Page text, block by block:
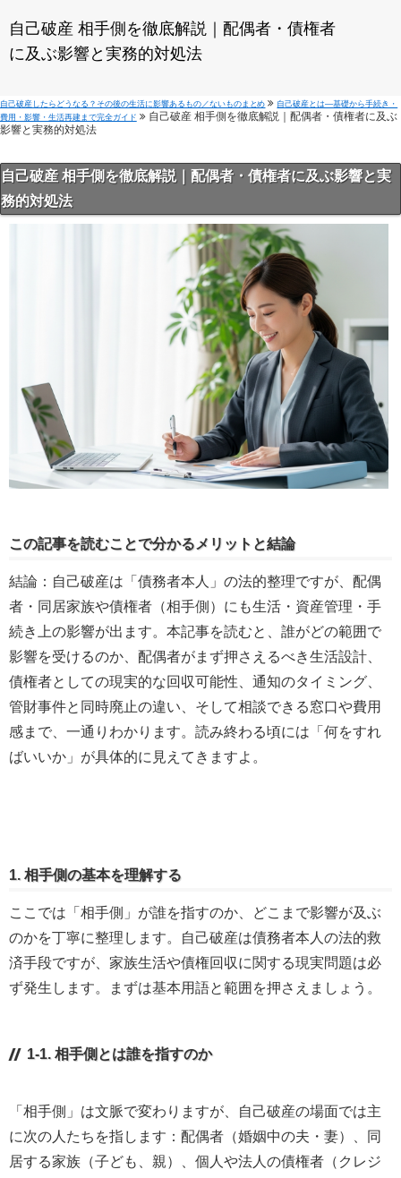
自己破産 相手側を徹底解説｜配偶者・債権者
に及ぶ影響と実務的対処法
自己破産したらどうなる？その後の生活に影響あるもの／ないものまとめ
自己破産とは—基礎から手続き・
費用・影響・生活再建まで完全ガイド
自己破産 相手側を徹底解説｜配偶者・債権者に及ぶ
影響と実務的対処法
自己破産 相手側を徹底解説｜配偶者・債権者に及ぶ影響と実
務的対処法
この記事を読むことで分かるメリットと結論
結論：自己破産は「債務者本人」の法的整理ですが、配偶
者・同居家族や債権者（相手側）にも生活・資産管理・手
続き上の影響が出ます。本記事を読むと、誰がどの範囲で
影響を受けるのか、配偶者がまず押さえるべき生活設計、
債権者としての現実的な回収可能性、通知のタイミング、
管財事件と同時廃止の違い、そして相談できる窓口や費用
感まで、一通りわかります。読み終わる頃には「何をすれ
ばいいか」が具体的に見えてきますよ。
1. 相手側の基本を理解する
ここでは「相手側」が誰を指すのか、どこまで影響が及ぶ
のかを丁寧に整理します。自己破産は債務者本人の法的救
済手段ですが、家族生活や債権回収に関する現実問題は必
ず発生します。まずは基本用語と範囲を押さえましょう。
1-1. 相手側とは誰を指すのか
「相手側」は文脈で変わりますが、自己破産の場面では主
に次の人たちを指します：配偶者（婚姻中の夫・妻）、同
居する家族（子ども、親）、個人や法人の債権者（クレジ